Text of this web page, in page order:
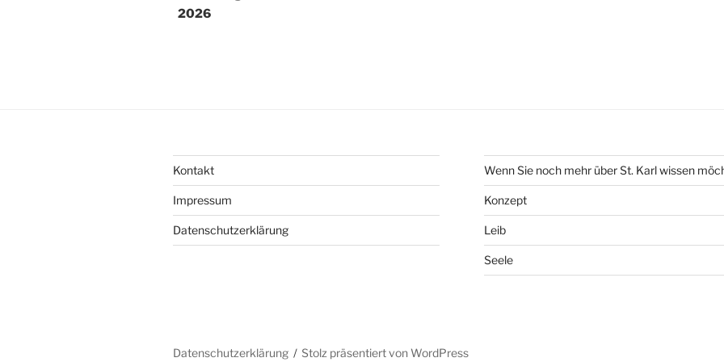
2026
Kontakt
Impressum
Datenschutzerklärung
Wenn Sie noch mehr über St. Karl wissen
Konzept
Leib
Seele
Datenschutzerklärung Stolz präsentiert von WordPress